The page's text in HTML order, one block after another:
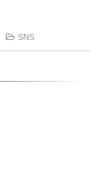
SNS